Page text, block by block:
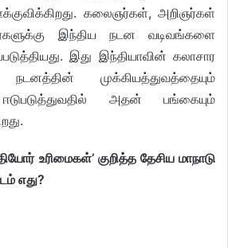
கலைஞர்கள், அறிஞர்கள்
இந்திய நடன வடிவங்களை
இது இந்தியாவின் கலாசார
நடனத்தின் முக்கியத்துவத்தையும்
அதன் பங்கையும்
உரிமைகள்’ குறித்த தேசிய மாநாடு
எது?